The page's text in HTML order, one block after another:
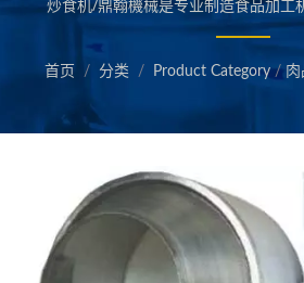
炒食机/鼎翰機械是专业制造食品加工
精于生产鱼浆类食品加工机械, 如贡鱼
整厂制造, 现在更扩大生产至肉品、素
食品机械之整厂规划
首页 / 分类 / Product Category /